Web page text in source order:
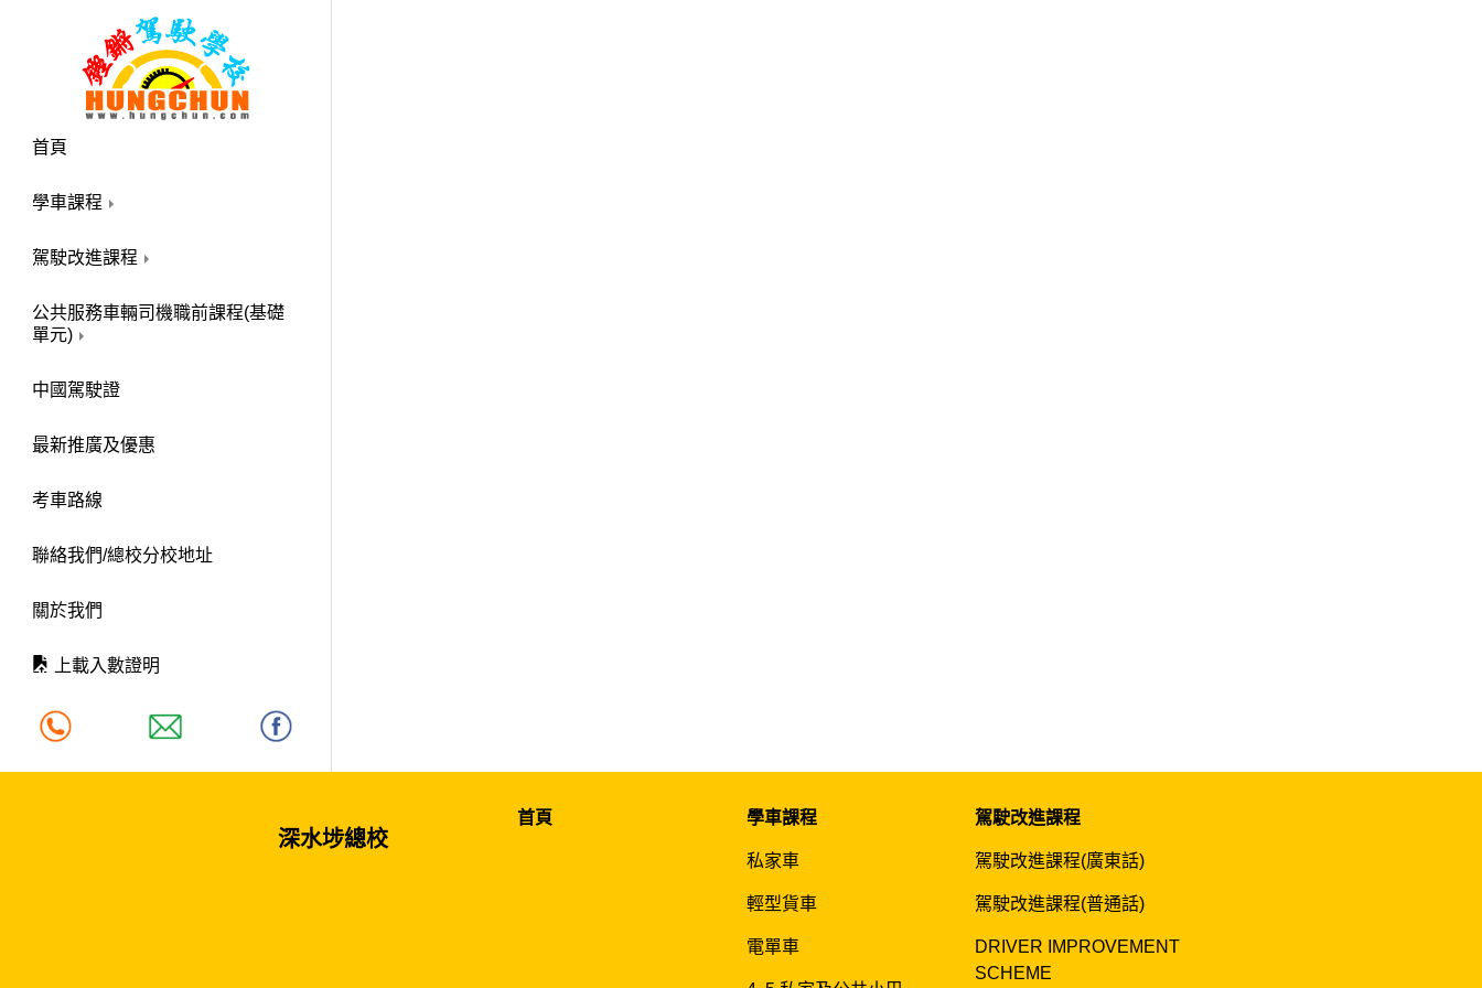
首頁
學車課程
駕駛改進課程
公共服務車輛司機職前課程(基礎
單元)
中國駕駛證
最新推廣及優惠
考車路線
聯絡我們/總校分校地址
關於我們
上載入數證明
深水埗總校
首頁 學車課程
私家車
輕型貨車
電單車
駕駛改進課程
駕駛改進課程(廣東話)
駕駛改進課程(普通話)
DRIVER IMPROVEMENT
SCHEME